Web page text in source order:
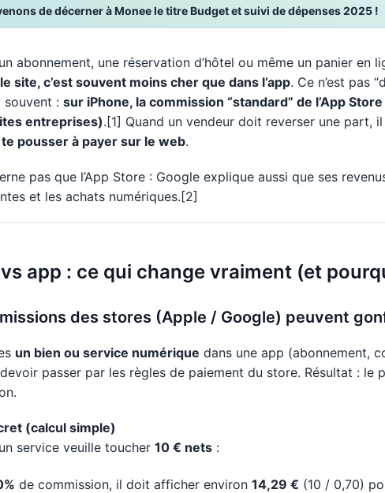
de décerner à Monee le titre Budget et suivi de dépenses 2025 !
abonnement, une réservation d’hôtel ou même un panier en
site, c’est souvent moins cher que dans l’app. Ce n’est pas
souvent : sur iPhone, la commission “standard” de l’App
entreprises).[1] Quand un vendeur doit reverser une part,
te pousser à payer sur le web.
pas que l’App Store : Google explique aussi que ses
et les achats numériques.[2]
app : ce qui change vraiment (et
des stores (Apple / Google) peuvent
un bien ou service numérique dans une app (abonnement,
passer par les règles de paiement du store. Résultat : le
(calcul simple)
service veuille toucher 10 € nets :
de commission, il doit afficher environ 14,29 € (10 / 0,70)